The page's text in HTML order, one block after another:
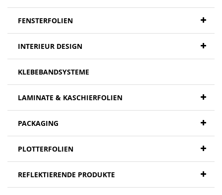
FENSTERFOLIEN
INTERIEUR DESIGN
KLEBEBANDSYSTEME
LAMINATE & KASCHIERFOLIEN
PACKAGING
PLOTTERFOLIEN
REFLEKTIERENDE PRODUKTE